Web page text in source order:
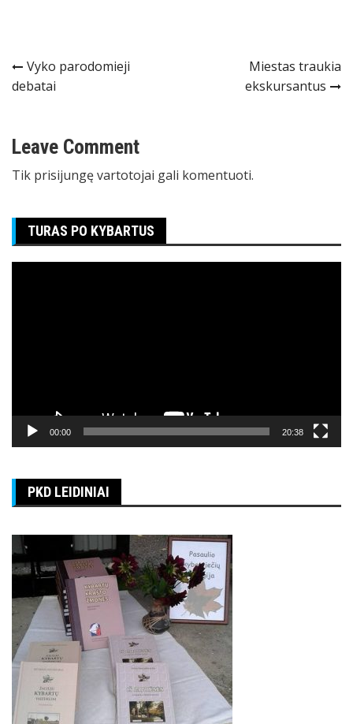
Navigacija
tarp
įrašų
Vyko parodomieji
debatai
Miestas traukia
ekskursantus
Leave Comment
Tik prisijungęvartotojai gali komentuoti.
TURAS PO KYBARTUS
00:00 20:38
PKD LEIDINIAI